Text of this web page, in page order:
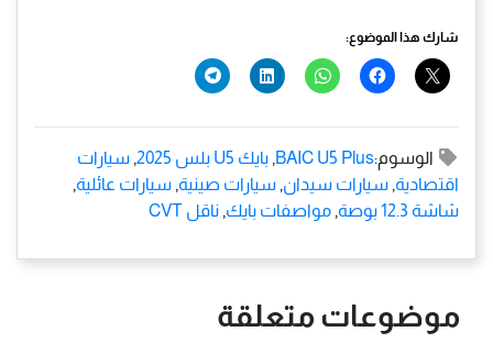
شارك هذا الموضوع:
الوسوم:BAIC U5 Plus
, بايك U5 بلس 2025 , سيارات
اقتصادية, سيارات سيدان, سيارات صينية, سيارات عائلية,
شاشة 12.3 بوصة
, مواصفات بايك, ناقل CVT
موضوعات متعلقة